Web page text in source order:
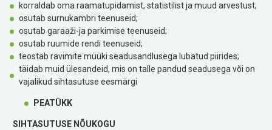
korraldab oma raamatupidamist, statistilist ja muud arvestust;
osutab surnukambri teenuseid;
osutab garaaži-ja parkimise teenuseid;
osutab ruumide rendi teenuseid;
teostab ravimite müüki seadusandlusega lubatud piirides;
täidab muid ülesandeid, mis on talle pandud seadusega või on
vajalikud sihtasutuse eesmärgi
PEATÜKK
SIHTASUTUSE NÕUKOGU